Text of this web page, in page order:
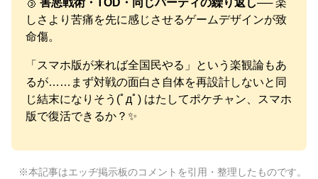
🥉 害悪戦術・TOD・同じパーティの繰り返し── 楽
しさより苦痛を先に感じさせるゲームデザインが致
命傷。
「スマホ版が来れば全国民やる」という楽観論もあ
るが……まず対戦の面白さ自体を再設計しないと同
じ結末になりそう(ﾟдﾟ) はたしてポケチャン、スマホ
版で復活できるか？✨
※本記事はエッヂ掲示板のコメントを引用・整理したものです。